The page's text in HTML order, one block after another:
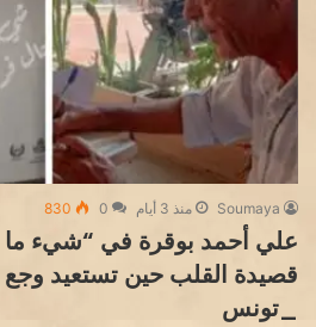
Soumaya منذ 3 أيام 0
830
علي أحمد بوقرة في “شيء ما
قصيدة القلب حين تستعيد وجع
_تونس